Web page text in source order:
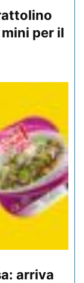
per il
arriva